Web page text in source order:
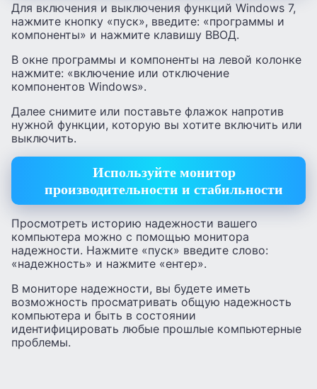
Для включения и выключения функций Windows 7,
нажмите кнопку «пуск», введите: «программы и
компоненты» и нажмите клавишу ВВОД.
В окне программы и компоненты на левой колонке
нажмите: «включение или отключение
компонентов Windows».
Далее снимите или поставьте флажок напротив
нужной функции, которую вы хотите включить или
выключить.
Используйте монитор
производительности и стабильности
Просмотреть историю надежности вашего
компьютера можно с помощью монитора
надежности. Нажмите «пуск» введите слово:
«надежность» и нажмите «ентер».
В мониторе надежности, вы будете иметь
возможность просматривать общую надежность
компьютера и быть в состоянии
идентифицировать любые прошлые компьютерные
проблемы.